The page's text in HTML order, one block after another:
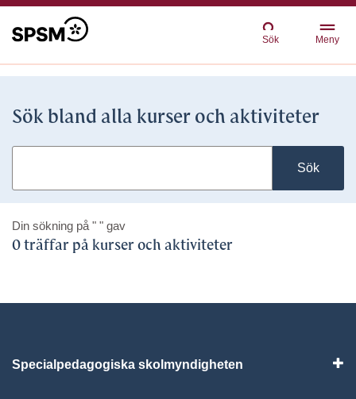
Sök Meny
Sök bland alla kurser och aktiviteter
Sök
Din sökning på " " gav
0 träffar på kurser och aktiviteter
Specialpedagogiska skolmyndigheten